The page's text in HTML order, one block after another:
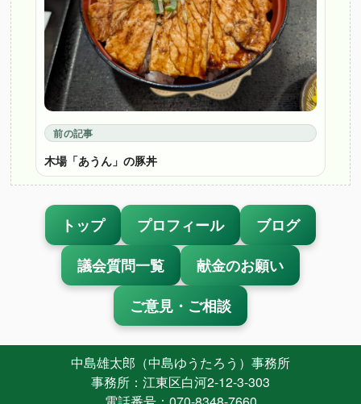
前の記事
木場「あうん」の豚丼
トップ プロフィール
ブログ
議会質問一覧
献金のお願い
ご意見・ご相談
中島雄太郎（中島ゆうたろう）事務所
事務所：江東区白河2-12-3-303